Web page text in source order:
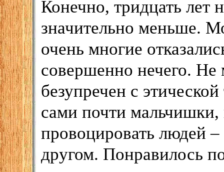
Конечно, тридцать лет
значительно меньше.
очень многие
совершенно нечего. Не
безупречен с
сами почти
провоцировать людей
другом. Понравилось